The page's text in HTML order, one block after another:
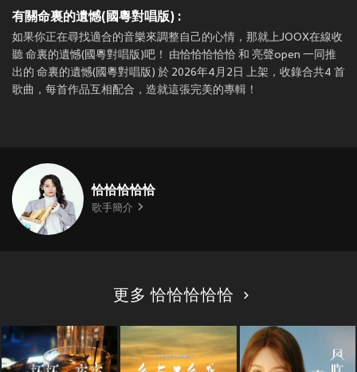
有關命裏的遺憾(國粵對唱版) :
如果你正在尋找適合的音樂來調整自己的心情，那就上JOOX在線收
聽 命裏的遺憾(國粵對唱版)吧！ 由恰恰恰恰恰 和 亮聲open 一同推
出的 命裏的遺憾(國粵對唱版) 於 2026年4月2日 上架，收錄合共4 首
歌曲，每首作品互相配合，造就這張完美的專輯！
恰恰恰恰恰
歌手簡介
更多 恰恰恰恰恰